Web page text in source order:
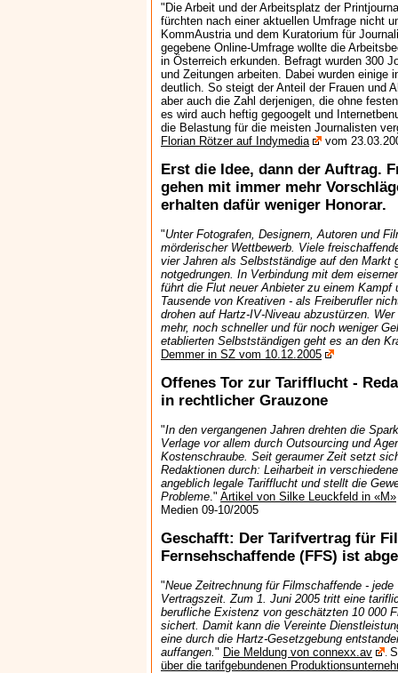
"Die Arbeit und der Arbeitsplatz der
fürchten nach einer aktuellen Umfrage nicht
KommAustria und dem Kuratorium für
gegebene Online-Umfrage wollte die
in Österreich erkunden. Befragt wurden 300
und Zeitungen arbeiten. Dabei wurden einige
deutlich. So steigt der Anteil der Frauen und
aber auch die Zahl derjenigen, die ohne
es wird auch heftig gegoogelt und
die Belastung für die meisten Journalisten
Florian Rötzer auf Indymedia
vom
Erst die Idee, dann der Auftrag.
gehen mit immer mehr
erhalten dafür weniger Honorar.
"Unter Fotografen, Designern, Autoren und
mörderischer Wettbewerb. Viele
vier Jahren als Selbstständige auf den Markt
notgedrungen. In Verbindung mit dem
führt die Flut neuer Anbieter zu einem Kampf
Tausende von Kreativen - als Freiberufler
drohen auf Hartz-IV-Niveau abzustürzen.
mehr, noch schneller und für noch weniger
etablierten Selbstständigen geht es an den
Demmer in SZ vom 10.12.2005
Offenes Tor zur Tarifflucht -
in rechtlicher Grauzone
"In den vergangenen Jahren drehten die
Verlage vor allem durch Outsourcing und
Kostenschraube. Seit geraumer Zeit setzt
Redaktionen durch: Leiharbeit in
angeblich legale Tarifflucht und stellt die
Probleme." Artikel von Silke Leuckfeld in «M»
Medien 09-10/2005
Geschafft: Der Tarifvertrag für
Fernsehschaffende (FFS) ist
"Neue Zeitrechnung für Filmschaffende -
Vertragszeit. Zum 1. Juni 2005 tritt eine
berufliche Existenz von geschätzten 10 000
sichert. Damit kann die Vereinte
eine durch die Hartz-Gesetzgebung
auffangen." Die Meldung von connexx.av .
über die tarifgebundenen